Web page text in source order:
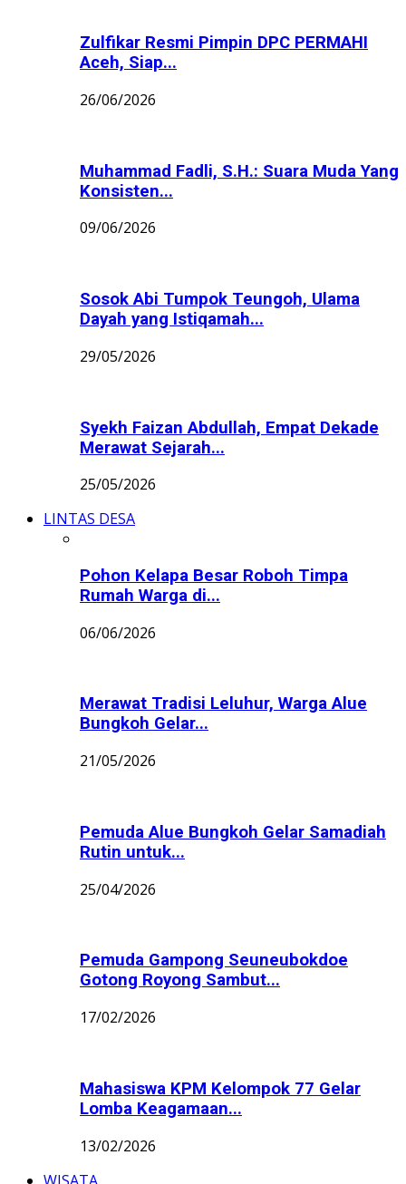
Zulfikar Resmi Pimpin DPC PERMAHI
Aceh, Siap...
26/06/2026
Muhammad Fadli, S.H.: Suara Muda Yang
Konsisten...
09/06/2026
Sosok Abi Tumpok Teungoh, Ulama
Dayah yang Istiqamah...
29/05/2026
Syekh Faizan Abdullah, Empat Dekade
Merawat Sejarah...
25/05/2026
LINTAS DESA
Pohon Kelapa Besar Roboh Timpa
Rumah Warga di...
06/06/2026
Merawat Tradisi Leluhur, Warga Alue
Bungkoh Gelar...
21/05/2026
Pemuda Alue Bungkoh Gelar Samadiah
Rutin untuk...
25/04/2026
Pemuda Gampong Seuneubokdoe
Gotong Royong Sambut...
17/02/2026
Mahasiswa KPM Kelompok 77 Gelar
Lomba Keagamaan...
13/02/2026
WISATA